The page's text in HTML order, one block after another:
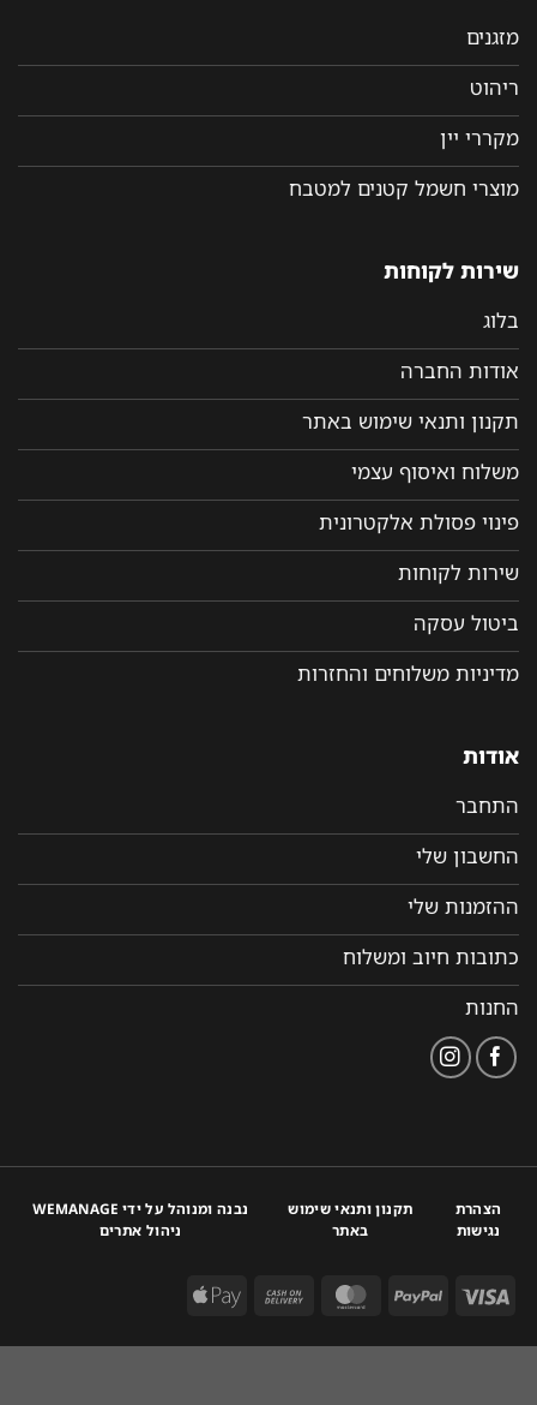
מזגנים
ריהוט
מקררי יין
מוצרי חשמל קטנים למטבח
שירות לקוחות
בלוג
אודות החברה
תקנון ותנאי שימוש באתר
משלוח ואיסוף עצמי
פינוי פסולת אלקטרונית
שירות לקוחות
ביטול עסקה
מדיניות משלוחים והחזרות
אודות
התחבר
החשבון שלי
ההזמנות שלי
כתובות חיוב ומשלוח
החנות
הצהרת
נגישות
תקנון ותנאי שימוש
באתר
נבנה ומנוהל על ידי WEMANAGE
ניהול אתרים